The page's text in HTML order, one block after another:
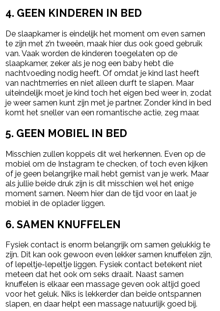
4. GEEN KINDEREN IN BED
De slaapkamer is eindelijk het moment om even samen
te zijn met z’n tweeën, maak hier dus ook goed gebruik
van. Vaak worden de kinderen toegelaten op de
slaapkamer, zeker als je nog een baby hebt die
nachtvoeding nodig heeft. Of omdat je kind last heeft
van nachtmerries en niet alleen durft te slapen. Maar
uiteindelijk moet je kind toch het eigen bed weer in, zodat
je weer samen kunt zijn met je partner. Zonder kind in bed
komt het sneller van een romantische actie, zeg maar.
5. GEEN MOBIEL IN BED
Misschien zullen koppels dit wel herkennen. Even op de
mobiel om de Instagram te checken, of toch even kijken
of je geen belangrijke mail hebt gemist van je werk. Maar
als jullie beide druk zijn is dit misschien wel het enige
moment samen. Neem hier dan de tijd voor en laat je
mobiel in de oplader liggen.
6. SAMEN KNUFFELEN
Fysiek contact is enorm belangrijk om samen gelukkig te
zijn. Dit kan ook gewoon even lekker samen knuffelen zijn,
of lepeltje-lepeltje liggen. Fysiek contact betekent niet
meteen dat het ook om seks draait. Naast samen
knuffelen is elkaar een massage geven ook altijd goed
voor het geluk. Niks is lekkerder dan beide ontspannen
slapen, en daar helpt een massage natuurlijk goed bij.